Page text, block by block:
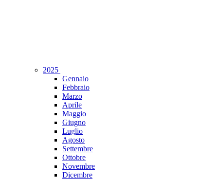
2025
Gennaio
Febbraio
Marzo
Aprile
Maggio
Giugno
Luglio
Agosto
Settembre
Ottobre
Novembre
Dicembre